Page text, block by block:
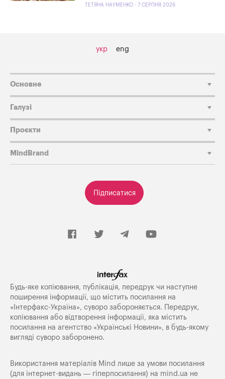
ТЕТЯНА НАУМЕНКО - 7 СЕРПНЯ 2026
укр eng
Підписатися
Основне
Галузі
Проєкти
MindBrand
Будь-яке копiювання, публiкацiя, передрук чи наступне
поширення iнформацiї, що мiстить посилання на
«Iнтерфакс-Україна», суворо забороняється. Передрук,
копіювання або відтворення інформації, яка містить
посилання на агентство «Українські Новини», в будь-якому
вигляді суворо заборонено.
Використання матеріалів Mind лише за умови посилання
(для інтернет-видань — гіперпосилання) на mind.ua не